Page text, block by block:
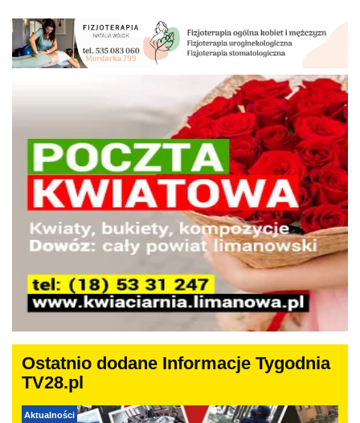
Ostatnio dodane Informacje Tygodnia
TV28.pl
Aktualności